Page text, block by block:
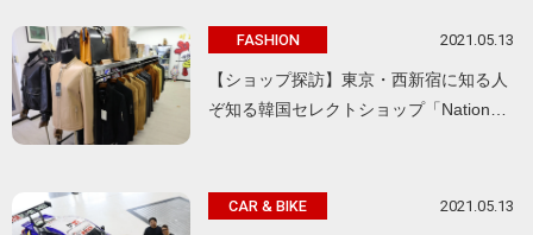
FASHION 2021.05.13
【ショップ探訪】東京・西新宿に知る人
ぞ知る韓国セレクトショップ「Nation…
CAR & BIKE 2021.05.13